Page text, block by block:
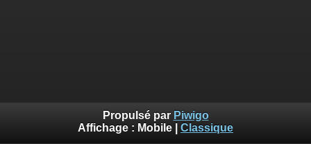
Propulsé par Piwigo
Affichage : Mobile Classique